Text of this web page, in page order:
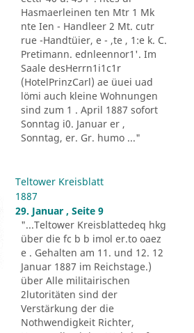
Hasmaerleinen ten Mtr 1 Mk
nte Ien - Handleer 2 Mt. cutr
rue -Handtüier, e - ,te , 1:e k. C.
Pretimann. ednleennor1'. Im
Saale desHerrn1i1c1r
(HotelPrinzCarl) ae üuei uad
lömi auch kleine Wohnungen
sind zum 1 . April 1887 sofort
Sonntag i0. Januar er ,
Sonntag, er. Gr. humo ..."
Teltower Kreisblatt
1887
29. Januar , Seite 9
"...Teltower Kreisblattedeq hkg
über die fc b b imol er.to oaez
e . Gehalten am 11. und 12. 12
Januar 1887 im Reichstage.)
über Alle militairischen
2lutoritäten sind der
Verstärkung der die
Nothwendigkeit Richter,